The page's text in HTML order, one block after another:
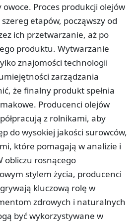
Proces produkcji olejów
etapów, począwszy od
ich przetwarzanie, aż po
produktu. Wytwarzanie
znajomości technologii
zarządzania
że finalny produkt spełnia
Producenci olejów
z rolnikami, aby
do wysokiej jakości surowców,
które pomagają w analizie i
obliczu rosnącego
stylem życia, producenci
kluczową rolę w
zdrowych i naturalnych
być wykorzystywane w